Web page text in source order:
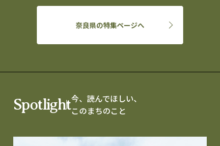
奈良県の特集ページへ
Spotlight今、読んでほしい、
このまちのこと